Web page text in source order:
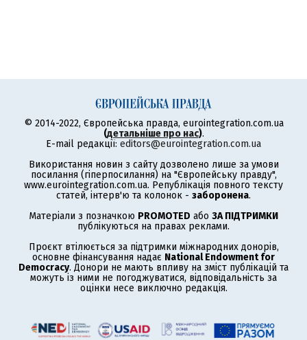
© 2014-2022, Європейська правда, eurointegration.com.ua
(детальніше про нас).
E-mail редакції: editors@eurointegration.com.ua
Використання новин з сайту дозволено лише за умови
посилання (гіперпосилання) на "Європейську правду",
www.eurointegration.com.ua. Републікація повного тексту
статей, інтерв'ю та колонок - заборонена.
Матеріали з позначкою PROMOTED або ЗА ПІДТРИМКИ
публікуються на правах реклами.
Проєкт втілюється за підтримки міжнародних донорів,
основне фінансування надає National Endowment for
Democracy. Донори не мають впливу на зміст публікацій та
можуть із ними не погоджуватися, відповідальність за
оцінки несе виключно редакція.